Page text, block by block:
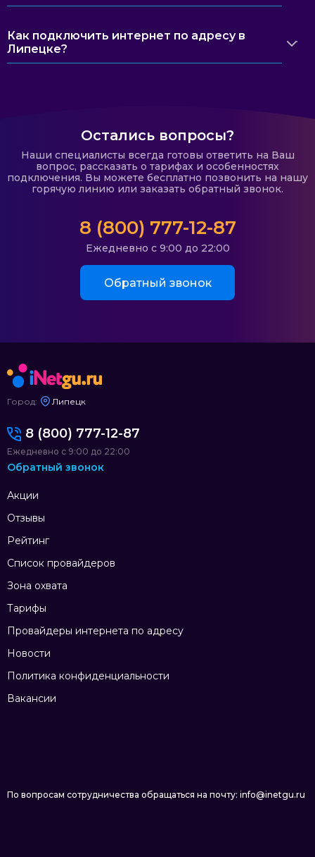
Как подключить интернет по адресу в
Липецке?
Остались вопросы?
Наши специалисты всегда готовы ответить на Ваш
вопрос, рассказать о тарифах и особенностях
подключения. Вы можете бесплатно позвонить на нашу
горячую линию или заказать обратный звонок.
8 (800) 777-12-87
Ежедневно с 9:00 до 22:00
Обратный звонок
Город: Липецк
Акции
Отзывы
Рейтинг
Список провайдеров
Зона охвата
Тарифы
Провайдеры интернета по адресу
Новости
Политика конфиденциальности
Вакансии
8 (800) 777-12-87
Ежедневно с 9:00 до 22:00
Обратный звонок
По вопросам сотрудничества обращаться на почту: info@inetgu.ru